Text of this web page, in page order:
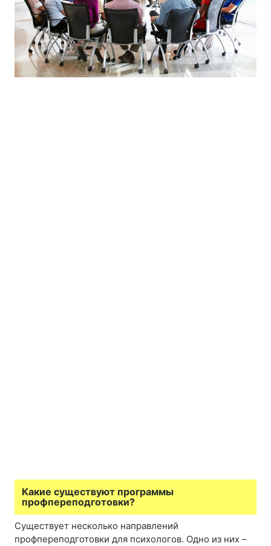
Какие существуют программы
профпереподготовки?
Существует несколько направлений
профпереподготовки для психологов. Одно из них –